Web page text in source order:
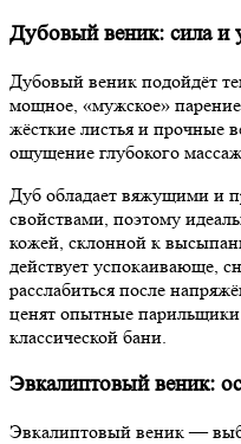
Дубовый веник: сила и
Дубовый веник подойдёт
мощное, «мужское»
жёсткие листья и прочные
ощущение глубокого
Дуб обладает вяжущими и
свойствами, поэтому
кожей, склонной к
действует успокаивающе,
расслабиться после
ценят опытные
классической бани.
Эвкалиптовый веник:
Эвкалиптовый веник —